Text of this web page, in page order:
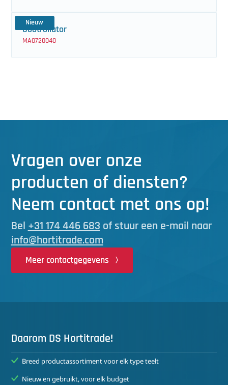
Nieuw
Gootrollator
MA0720040
Vragen over onze
producten of diensten?
Neem contact met ons op!
Bel +31 174 446 683 of stuur een e-mail naar
info@hortitrade.com
Meer contactgegevens
Daarom DS Hortitrade!
Breed productassortiment voor elk type teelt
Nieuw en gebruikt, voor elk budget